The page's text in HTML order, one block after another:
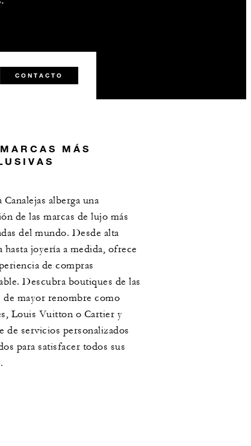
CONTACTO
MÁS
Canalejas alberga una
de las marcas de lujo más
del mundo. Desde alta
hasta joyería a medida, ofrece
de compras
Descubra boutiques de las
de mayor renombre como
Louis Vuitton o Cartier y
de servicios personalizados
para satisfacer todos sus